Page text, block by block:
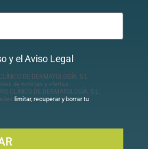
y el Aviso Legal
DE DERMATOLOGÍA, S.L.
de noticias y ofertas.
CLÍNICO DE DERMATOLOGÍA, S.L.
limitar, recuperar y borrar tu